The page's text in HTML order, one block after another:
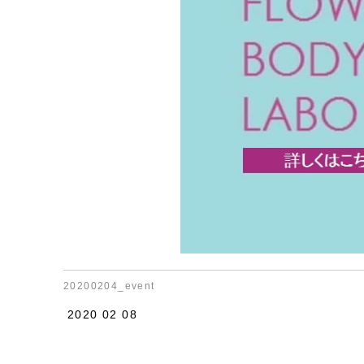
20200204_event
2020 02 08